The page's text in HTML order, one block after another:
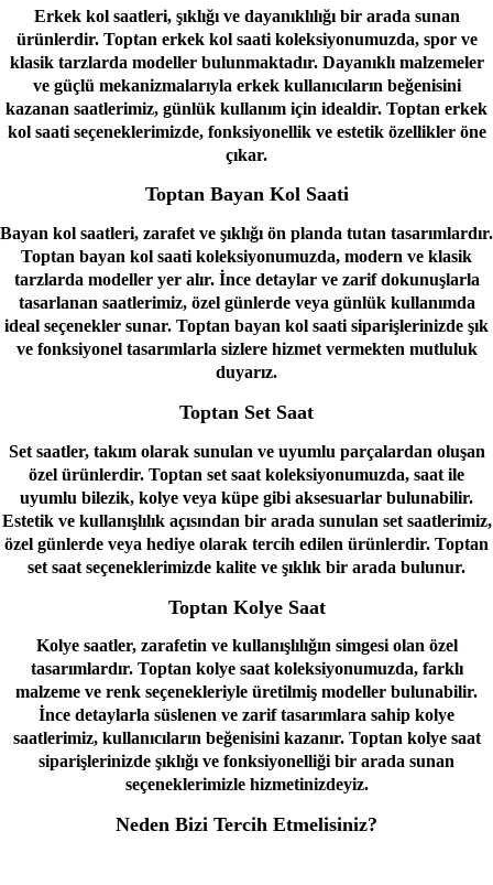
Erkek kol saatleri, şıklığı ve dayanıklılığı bir arada sunan
ürünlerdir. Toptan erkek kol saati koleksiyonumuzda, spor ve
klasik tarzlarda modeller bulunmaktadır. Dayanıklı malzemeler
ve güçlü mekanizmalarıyla erkek kullanıcıların beğenisini
kazanan saatlerimiz, günlük kullanım için idealdir. Toptan erkek
kol saati seçeneklerimizde, fonksiyonellik ve estetik özellikler öne
çıkar.
Toptan Bayan Kol Saati
Bayan kol saatleri, zarafet ve şıklığı ön planda tutan tasarımlardır.
Toptan bayan kol saati koleksiyonumuzda, modern ve klasik
tarzlarda modeller yer alır. İnce detaylar ve zarif dokunuşlarla
tasarlanan saatlerimiz, özel günlerde veya günlük kullanımda
ideal seçenekler sunar. Toptan bayan kol saati siparişlerinizde şık
ve fonksiyonel tasarımlarla sizlere hizmet vermekten mutluluk
duyarız.
Toptan Set Saat
Set saatler, takım olarak sunulan ve uyumlu parçalardan oluşan
özel ürünlerdir. Toptan set saat koleksiyonumuzda, saat ile
uyumlu bilezik, kolye veya küpe gibi aksesuarlar bulunabilir.
Estetik ve kullanışlılık açısından bir arada sunulan set saatlerimiz,
özel günlerde veya hediye olarak tercih edilen ürünlerdir. Toptan
set saat seçeneklerimizde kalite ve şıklık bir arada bulunur.
Toptan Kolye Saat
Kolye saatler, zarafetin ve kullanışlılığın simgesi olan özel
tasarımlardır. Toptan kolye saat koleksiyonumuzda, farklı
malzeme ve renk seçenekleriyle üretilmiş modeller bulunabilir.
İnce detaylarla süslenen ve zarif tasarımlara sahip kolye
saatlerimiz, kullanıcıların beğenisini kazanır. Toptan kolye saat
siparişlerinizde şıklığı ve fonksiyonelliği bir arada sunan
seçeneklerimizle hizmetinizdeyiz.
Neden Bizi Tercih Etmelisiniz?